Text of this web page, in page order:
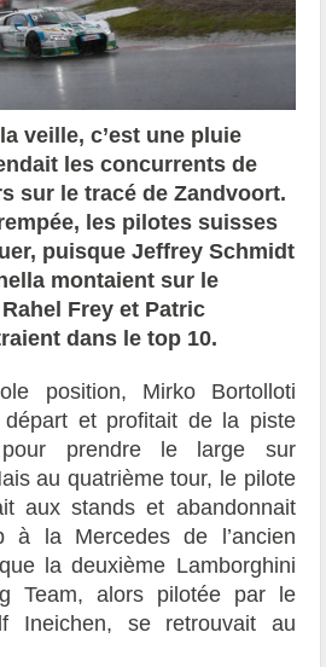
veille, c’est une pluie
les concurrents de
sur le tracé de Zandvoort.
les pilotes suisses
puisque Jeffrey Schmidt
montaient sur le
Frey et Patric
dans le top 10.
position, Mirko Bortolloti
et profitait de la piste
prendre le large sur
au quatrième tour, le pilote
aux stands et abandonnait
à la Mercedes de l’ancien
la deuxième Lamborghini
Team, alors pilotée par le
Ineichen, se retrouvait au